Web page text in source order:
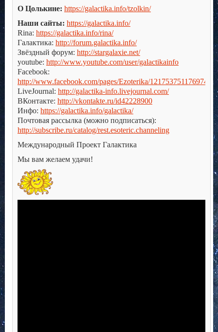
О Цолькине: https://galactika.info/tzolkin/
Наши сайты: https://galactika.info/
Rina: https://galactika.info/rina/
Галактика: http://forum.galactika.info/
Звёздный форум: http://stargalaxie.net/
youtube: http://www.youtube.com/user/galactikainfo
Facebook:
http://www.facebook.com/pages/Ezoterika/121753751176974
LiveJournal: http://galactika-info.livejournal.com/
ВКонтакте: http://vkontakte.ru/id42228900
Инфо: https://galactika.info/galactika/
Почтовая рассылка (можно подписаться):
http://subscribe.ru/catalog/rest.esoteric.channeling
Международный Проект Галактика
Мы вам желаем удачи!